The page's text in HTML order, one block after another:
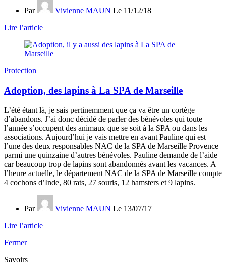
Par Vivienne MAUN Le 11/12/18
Lire l’article
Protection
Adoption, des lapins à La SPA de Marseille
L’été étant là, je sais pertinemment que ça va être un cortège
d’abandons. J’ai donc décidé de parler des bénévoles qui toute
l’année s’occupent des animaux que se soit à la SPA ou dans les
associations. Aujourd’hui je vais mettre en avant Pauline qui est
l’une des deux responsables NAC de la SPA de Marseille Provence
parmi une quinzaine d’autres bénévoles. Pauline demande de l’aide
car beaucoup trop de lapins sont abandonnés avant les vacances. A
l’heure actuelle, le département NAC de la SPA de Marseille compte
4 cochons d’Inde, 80 rats, 27 souris, 12 hamsters et 9 lapins.
Par Vivienne MAUN Le 13/07/17
Lire l’article
Fermer
Savoirs